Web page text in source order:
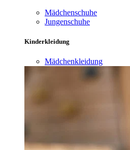
Mädchenschuhe
Jungenschuhe
Kinderkleidung
Mädchenkleidung